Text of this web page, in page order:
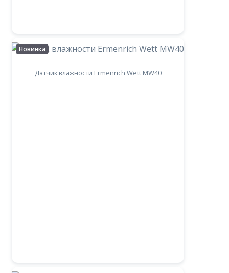
Новинка
Датчик влажности Ermenrich Wett MW40